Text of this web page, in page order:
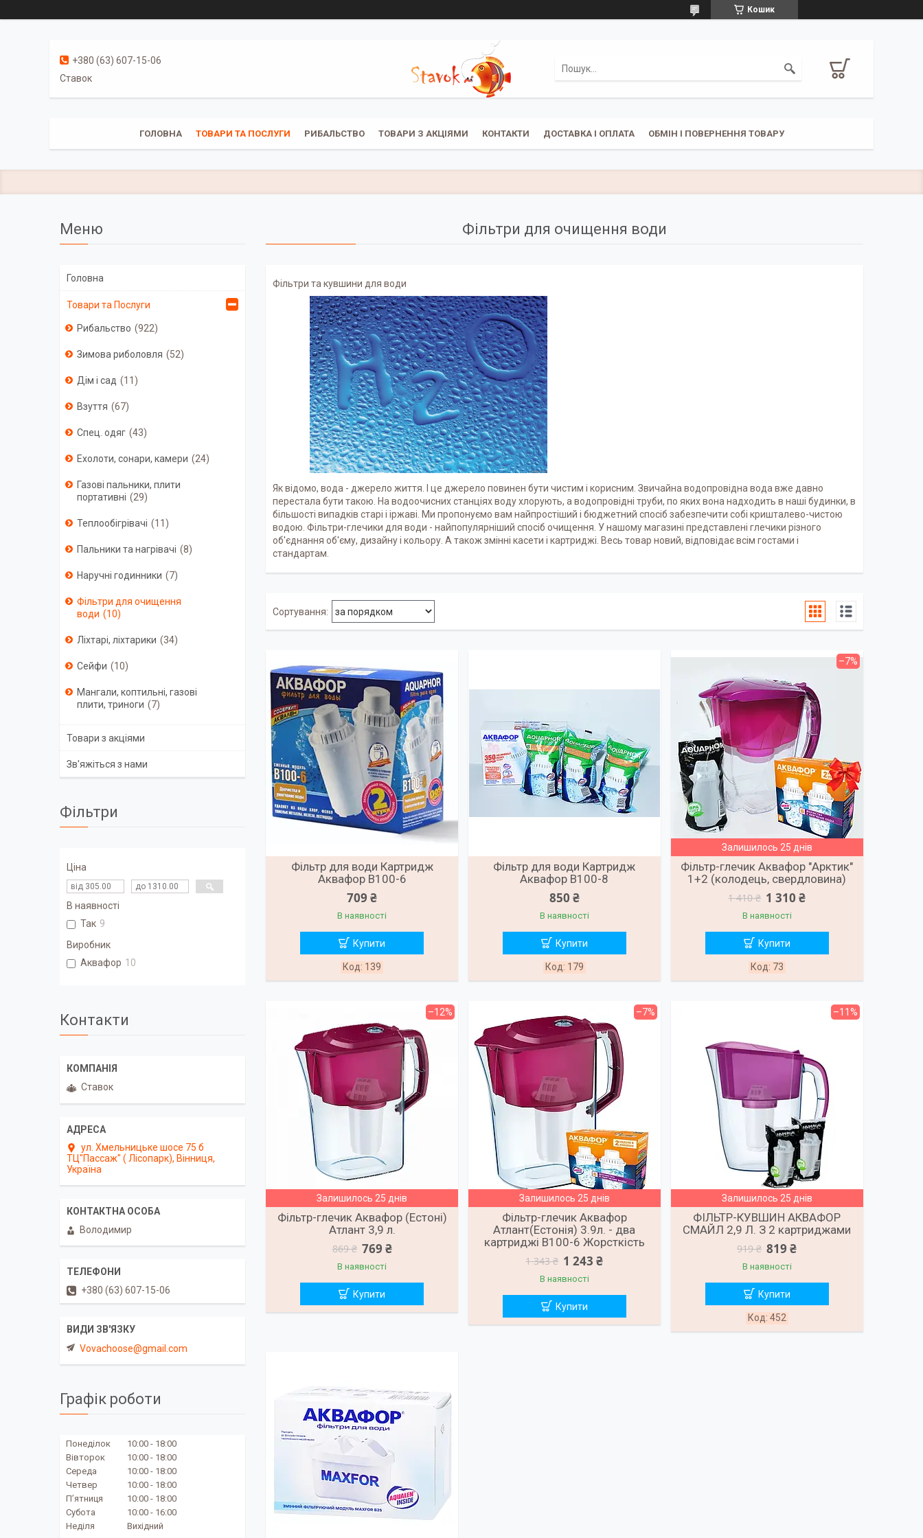
Кошик
+380 (63) 607-15-06
Ставок
ГОЛОВНА ТОВАРИ ТА ПОСЛУГИ РИБАЛЬСТВО ТОВАРИ З АКЦІЯМИ КОНТАКТИ ДОСТАВКА І ОПЛАТА ОБМІН І ПОВЕРНЕННЯ ТОВАРУ
Фільтри для очищення води
Фільтри та кувшини для води
Як відомо, вода - джерело життя. І це джерело повинен бути чистим і корисним. Звичайна водопровідна вода вже давно
перестала бути такою. На водоочисних станціях воду хлорують, а водопровідні труби, по яких вона надходить в наші будинки, в
більшості випадків старі і іржаві. Ми пропонуємо вам найпростіший і бюджетний спосіб забезпечити собі кришталево-чистою
водою. Фільтри-глечики для води - найпопулярніший спосіб очищення. У нашому магазині представлені глечики різного
об'єднання об'єму, дизайну і кольору. А також змінні касети і картриджі. Весь товар новий, відповідає всім гостами і
стандартам.
Фільтр для води Картридж
Аквафор В100-6
709 ₴
В наявності
Купити
139
Фільтр для води Картридж
Аквафор В100-8
850 ₴
В наявності
Купити
179
–7%
Залишилось 25 днів
Фільтр-глечик Аквафор "Арктик"
1+2 (колодець, свердловина)
1 410 ₴ 1 310 ₴
В наявності
Купити
73
–12%
Залишилось 25 днів
Фільтр-глечик Аквафор (Естоні)
Атлант 3,9 л.
869 ₴ 769 ₴
В наявності
Купити
–7%
Залишилось 25 днів
Фільтр-глечик Аквафор
Атлант(Естонія) 3.9л. - два
картриджі В100-6 Жорсткість
1 343 ₴ 1 243 ₴
В наявності
Купити
–11%
Залишилось 25 днів
ФІЛЬТР-КУВШИН АКВАФОР
СМАЙЛ 2,9 Л. З 2 картриджами
919 ₴ 819 ₴
В наявності
Купити
452
Головна
Товари та Послуги
Рибальство 922
Зимова риболовля 52
Дім і сад 11
Взуття 67
Спец. одяг 43
Ехолоти, сонари, камери 24
Газові пальники, плити
портативні
29
Теплообігрівачі 11
Пальники та нагрівачі 8
Наручні годинники 7
Фільтри для очищення
води
10
Ліхтарі, ліхтарики 34
Сейфи 10
Мангали, коптильні, газові
плити, триноги
7
Товари з акціями
Зв'яжіться з нами
Фільтри
Ціна
В наявності
Так 9
Виробник
Аквафор 10
Контакти
Ставок
ул. Хмельницьке шосе 75 б
ТЦ"Пассаж" ( Лісопарк), Вінниця,
Україна
Володимир
+380 (63) 607-15-06
Vovachoose@gmail.com
Графік роботи
Понеділок 10:00
18:00
Вівторок
10:00
18:00
Середа
10:00
18:00
Четвер
10:00
18:00
Пʼятниця
10:00
18:00
Субота
10:00
16:00
Неділя
Вихідний